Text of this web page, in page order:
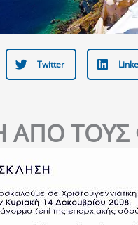
Twitter
ΑΠΟ ΤΟΥΣ